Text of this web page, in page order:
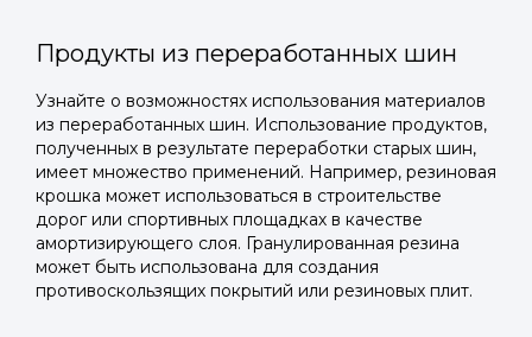
Продукты из переработанных шин
Узнайте о возможностях использования материалов
из переработанных шин. Использование продуктов,
полученных в результате переработки старых шин,
имеет множество применений. Например, резиновая
крошка может использоваться в строительстве
дорог или спортивных площадках в качестве
амортизирующего слоя. Гранулированная резина
может быть использована для создания
противоскользящих покрытий или резиновых плит.